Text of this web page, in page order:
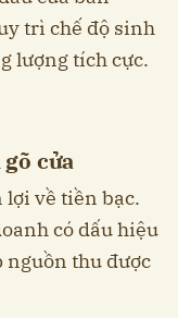
trì chế độ sinh
lượng tích cực.
cửa
về tiền bạc.
có dấu hiệu
nguồn thu được